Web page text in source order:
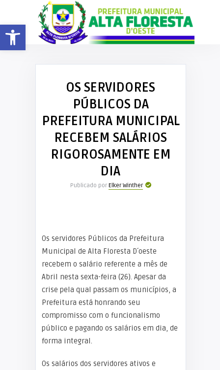
Barra de Ferramentas Aberta
OS SERVIDORES
PÚBLICOS DA
PREFEITURA MUNICIPAL
RECEBEM SALÁRIOS
RIGOROSAMENTE EM
DIA
Publicado por Elker Winther
Os servidores Públicos da Prefeitura
Municipal de Alta Floresta D´oeste
recebem o salário referente a mês de
Abril nesta sexta-feira (26). Apesar da
crise pela qual passam os municípios, a
Prefeitura está honrando seu
compromisso com o funcionalismo
público e pagando os salários em dia, de
forma integral.
Os salários dos servidores ativos e